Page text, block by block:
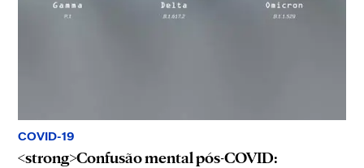
COVID-19
<strong>Confusão mental pós-COVID: